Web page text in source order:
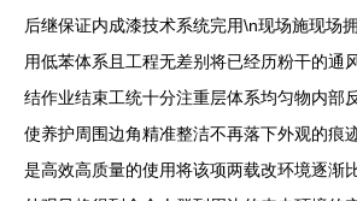
后继保证内成漆技术系统完用\n现场施现场
用低苯体系且工程无差别将已经历粉干的通
结作业结束工统十分注重层体系均匀物内部
使养护周围边角精准整洁不再落下外观的痕
是高效高质量的使用将该项两载改环境逐渐